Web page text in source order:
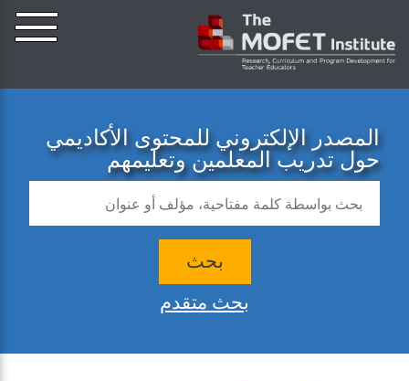
المصدر الإلكتروني للمحتوى الأكاديمي
حول تدريب المعلمين وتعليمهم
بحث
بحث متقدم